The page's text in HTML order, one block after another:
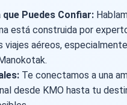
que Puedes Confiar:
está construida por
viajes aéreos,
Te conectamos a una
desde KMO hasta tu